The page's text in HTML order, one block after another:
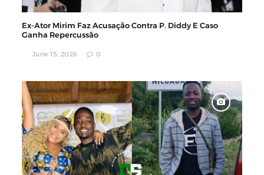
Ex-Ator Mirim Faz Acusação Contra P. Diddy E Caso
Ganha Repercussão
June 15, 2026 0